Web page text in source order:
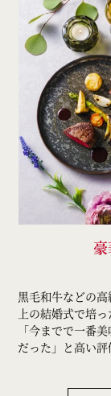
黒毛和牛などの
上の結婚式で培
「今までで一番
だった」と高い評